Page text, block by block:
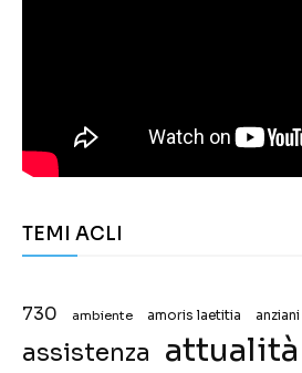
TEMI ACLI
730 ambiente amoris laetitia anziani
assistenza attualità